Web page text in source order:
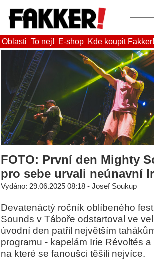
Oblasti To nej! E-shop Kde koupit Fakker!
FOTO: První den Mighty
pro sebe urvali neúnavní
Vydáno: 29.06.2025 08:18 - Josef Soukup
Devatenáctý ročník oblíbeného
Sounds v Táboře odstartoval ve
úvodní den patřil největším
programu - kapelám Irie Révoltés
na které se fanoušci těšili nejvíce.